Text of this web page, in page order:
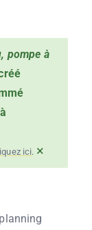
pompe à
ici. ×